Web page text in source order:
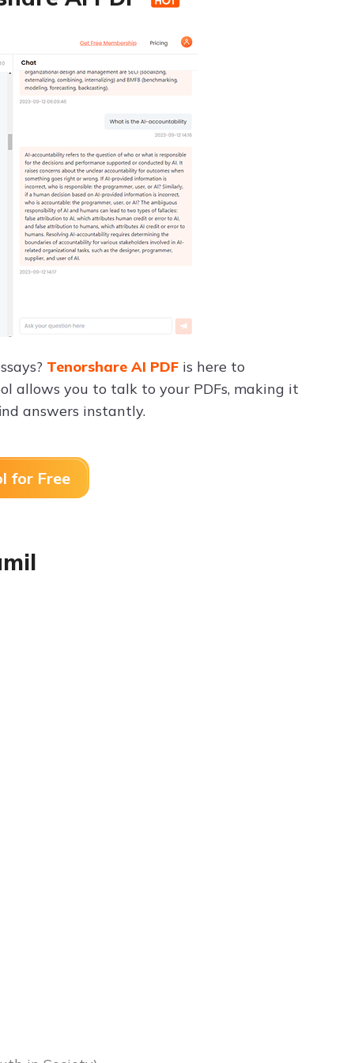
Tenorshare AI PDF is here to
allows you to talk to your PDFs, making it
answers instantly.
for Free